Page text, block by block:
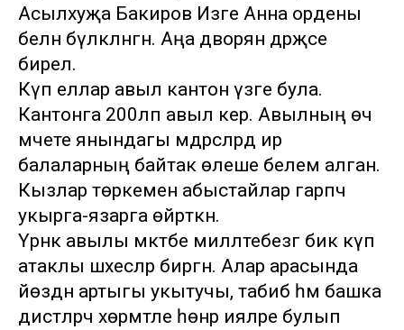
Асылхуҗа Бакиров Изге Анна ордены
белән бүләкләнгән. Аңа дворян дәрәҗәсе
бирелә.
Күп еллар авыл кантон үзәге була.
Кантонга 200ләп авыл керә. Авылның өч
мәчете янындагы мәдрәсәләрдә ир
балаларның байтак өлеше белем алган.
Кызлар төркемен абыстайлар гарәпчә
укырга-язарга өйрәткән.
Үрнәк авылы мәктәбе милләтебезгә бик күп
атаклы шәхесләр биргән. Алар арасында
йөздән артыгы укытучы, табиб һәм башка
дистәләрчә хөрмәтле һөнәр ияләре булып